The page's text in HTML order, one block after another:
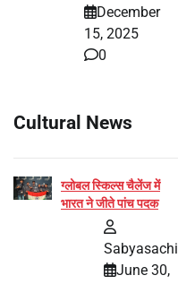
December
15, 2025
0
Cultural News
ग्लोबल स्किल्स चैलेंज में
भारत ने जीते पांच पदक
Sabyasachi
June 30,